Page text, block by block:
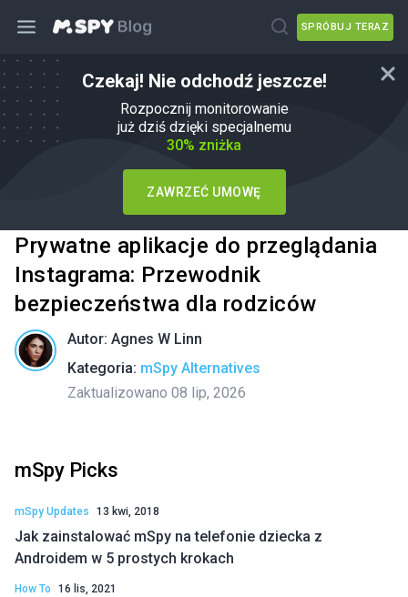
SPRÓBUJ TERAZ
Czekaj! Nie odchodź jeszcze!
Rozpocznij monitorowanie
już dziś dzięki specjalnemu
30% zniżka
ZAWRZEĆ UMOWĘ
Prywatne aplikacje do przeglądania
Instagrama: Przewodnik
bezpieczeństwa dla rodziców
Autor: Agnes W Linn
Kategoria: mSpy Alternatives
Zaktualizowano 08 lip, 2026
mSpy Picks
mSpy Updates 13 kwi, 2018
Jak zainstalować mSpy na telefonie dziecka z
Androidem w 5 prostych krokach
How To 16 lis, 2021